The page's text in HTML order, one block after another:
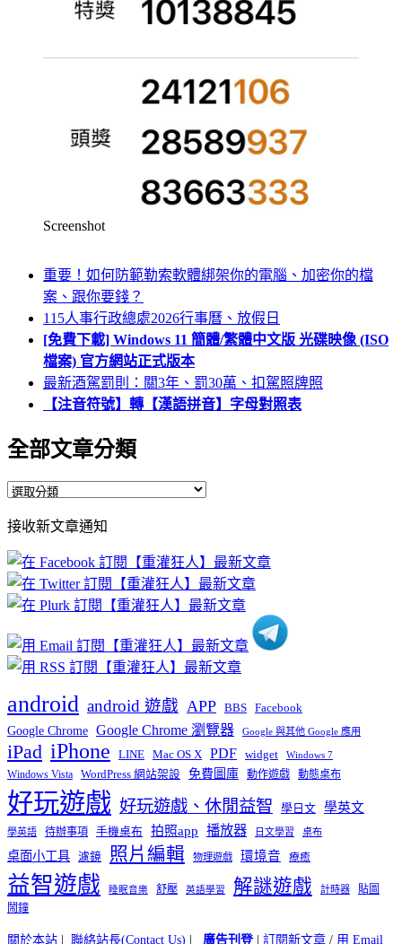
Screenshot
重要！如何防範勒索軟體綁架你的電腦、加密你的檔
案、跟你要錢？
115人事行政總處2026行事曆、放假日
[免費下載] Windows 11 簡體/繁體中文版 光碟映像 (ISO
檔案) 官方網站正式版本
最新酒駕罰則：關3年、罰30萬、扣駕照牌照
【注音符號】轉【漢語拼音】字母對照表
全部文章分類
全
文
章
分
類
接收新文章通知
android android 遊戲 APP BBS Facebook
Google Chrome Google Chrome 瀏覽器 Google 與其他 Google 應用
iPad iPhone LINE Mac OS X PDF widget Windows 7
Windows Vista WordPress 網站架設 免費圖庫 動作遊戲 動態桌布
好玩遊戲 好玩遊戲、休閒益智 學日文 學英文
學英語 待辦事項 手機桌布 拍照app 播放器 日文學習 桌布
桌面小工具 濾鏡 照片編輯 物理遊戲 環境音 療癒
益智遊戲 睡眠音樂 舒壓 英語學習 解謎遊戲 計時器
貼圖
鬧鐘
關於本站 | 聯絡站長(Contact Us) | 廣告刊登| 訂閱新文章 / 用 Email